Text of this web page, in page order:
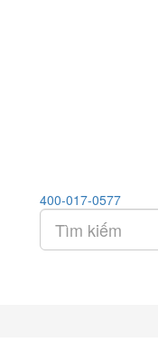
400-017-0577